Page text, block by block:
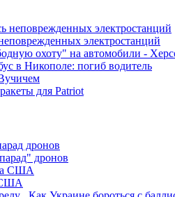
электростанций
охоту" на автомобили -
в Никополе: погиб водитель
для Patriot
дронов
США